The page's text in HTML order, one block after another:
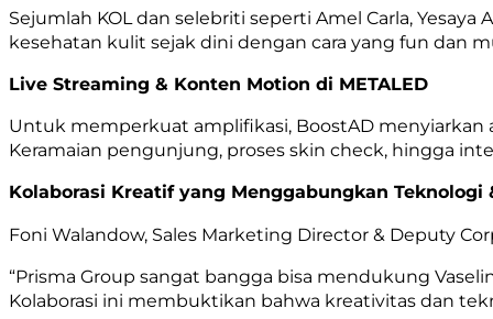
Sejumlah KOL dan selebriti seperti Amel Carla,
kesehatan kulit sejak dini dengan cara yang fun dan
Live Streaming & Konten Motion di METALED
Untuk memperkuat amplifikasi, BoostAD menyiarkan
Keramaian pengunjung, proses skin check, hingga
Kolaborasi Kreatif yang Menggabungkan Teknologi
Foni Walandow, Sales Marketing Director & Deputy
“Prisma Group sangat bangga bisa mendukung
Kolaborasi ini membuktikan bahwa kreativitas dan